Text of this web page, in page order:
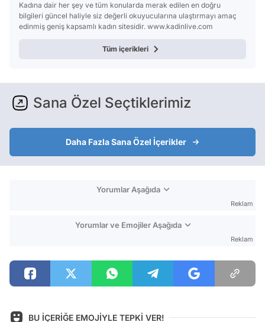
Kadına dair her şey ve tüm konularda merak edilen en doğru
bilgileri güncel haliyle siz değerli okuyucularına ulaştırmayı amaç
edinmiş geniş kapsamlı kadın sitesidir. www.kadinlive.com
Tüm içerikleri
Sana Özel Seçtiklerimiz
Daha Fazla Sana Özel İçerikler
Yorumlar Aşağıda
Reklam
Yorumlar ve Emojiler Aşağıda
Reklam
BU İÇERİĞE EMOJİYLE TEPKİ VER!